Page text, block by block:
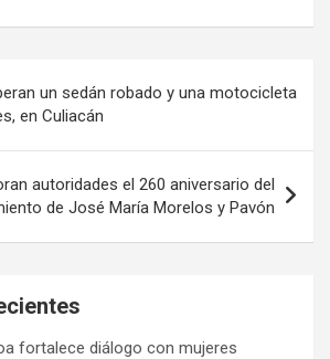
un sedán robado y una motocicleta
en Culiacán
autoridades el 260 aniversario del
de José María Morelos y Pavón
fortalece diálogo con mujeres